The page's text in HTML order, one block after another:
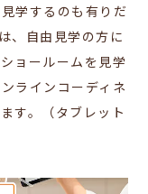
学するのも有りだ
、自由見学の方に
ョールームを見学
ラインコーディネ
す。（タブレット